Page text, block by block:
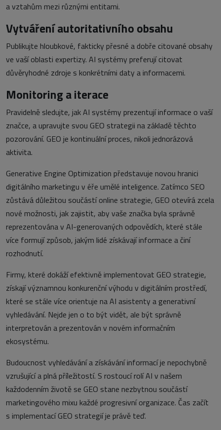
a vztahům mezi různými entitami.
Vytváření autoritativního obsahu
Publikujte hloubkové, fakticky přesné a dobře citované obsahy
ve vaší oblasti expertizy. AI systémy preferují citovat
důvěryhodné zdroje s konkrétními daty a informacemi.
Monitoring a iterace
Pravidelně sledujte, jak AI systémy prezentují informace o vaší
značce, a upravujte svou GEO strategii na základě těchto
pozorování. GEO je kontinuální proces, nikoli jednorázová
aktivita.
Generative Engine Optimization představuje novou hranici
digitálního marketingu v éře umělé inteligence. Zatímco SEO
zůstává důležitou součástí online strategie, GEO otevírá zcela
nové možnosti, jak zajistit, aby vaše značka byla správně
reprezentována v AI-generovaných odpovědích, které stále
více formují způsob, jakým lidé získávají informace a činí
rozhodnutí.
Firmy, které dokáží efektivně implementovat GEO strategie,
získají významnou konkurenční výhodu v digitálním prostředí,
které se stále více orientuje na AI asistenty a generativní
vyhledávání. Nejde jen o to být vidět, ale být správně
interpretován a prezentován v novém informačním
ekosystému.
Budoucnost vyhledávání a získávání informací je nepochybně
vzrušující a plná příležitostí. S rostoucí rolí AI v našem
každodenním životě se GEO stane nezbytnou součástí
marketingového mixu každé progresivní organizace. Čas začít
s implementací GEO strategií je právě teď.